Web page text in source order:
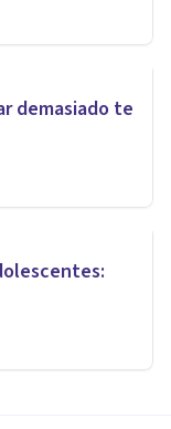
demasiado te